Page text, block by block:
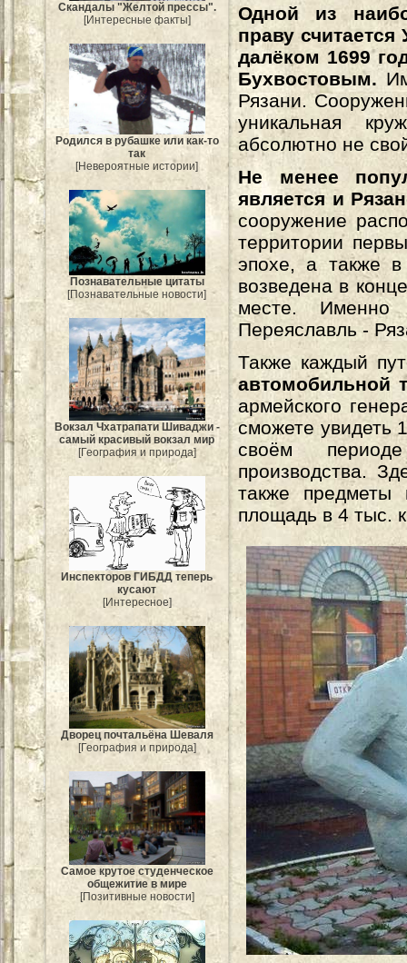
Скандалы "Желтой прессы".
[Интересные факты]
Родился в рубашке или как-то
так
[Невероятные истории]
Познавательные цитаты
[Познавательные новости]
Вокзал Чхатрапати Шиваджи -
самый красивый вокзал мир
[География и природа]
Инспекторов ГИБДД теперь
кусают
[Интересное]
Дворец почтальёна Шеваля
[География и природа]
Самое крутое студенческое
общежитие в мире
[Позитивные новости]
Одной из
праву
далёком 1699
Бухвостовым.
Рязани.
уникальная
абсолютно не
Не менее
является и
сооружение
территории
эпохе, а также
возведена в
месте. Именно
Переяславль -
Также каждый
автомобильной
армейского
сможете увидеть
своём периоде
производства.
также
площадь в 4 тыс.